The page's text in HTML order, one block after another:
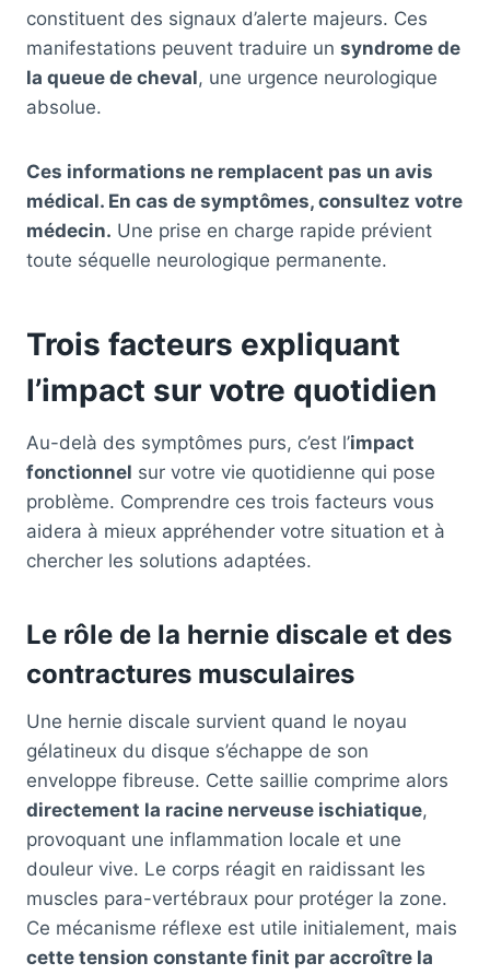
constituent des signaux d’alerte majeurs. Ces
manifestations peuvent traduire un syndrome de
la queue de cheval, une urgence neurologique
absolue.
Ces informations ne remplacent pas un avis
médical. En cas de symptômes, consultez votre
médecin. Une prise en charge rapide prévient
toute séquelle neurologique permanente.
Trois facteurs expliquant
l’impact sur votre quotidien
Au-delà des symptômes purs, c’est l’impact
fonctionnel sur votre vie quotidienne qui pose
problème. Comprendre ces trois facteurs vous
aidera à mieux appréhender votre situation et à
chercher les solutions adaptées.
Le rôle de la hernie discale et des
contractures musculaires
Une hernie discale survient quand le noyau
gélatineux du disque s’échappe de son
enveloppe fibreuse. Cette saillie comprime alors
directement la racine nerveuse ischiatique,
provoquant une inflammation locale et une
douleur vive. Le corps réagit en raidissant les
muscles para-vertébraux pour protéger la zone.
Ce mécanisme réflexe est utile initialement, mais
cette tension constante finit par accroître la